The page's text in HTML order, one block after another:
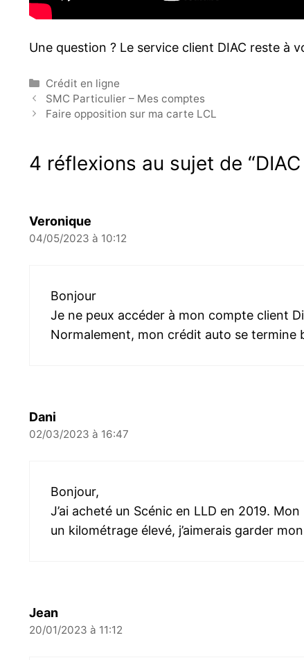
Une question ? Le service client DIAC reste à
Catégories
Crédit en ligne
SMC Particulier – Mes comptes
Faire opposition sur ma carte LCL
4 réflexions au sujet de
Veronique
04/05/2023 à 10:12
Bonjour
Je ne peux accéder à mon compte client
Normalement, mon crédit auto se termine
Dani
02/03/2023 à 16:47
Bonjour,
J’ai acheté un Scénic en LLD en 2019.
un kilométrage élevé, j’aimerais garder
Jean
20/01/2023 à 11:12